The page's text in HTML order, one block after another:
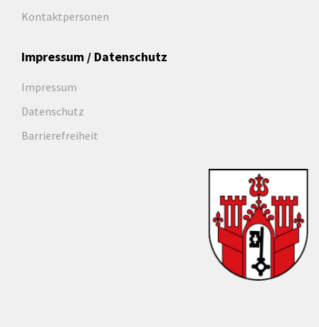
Kontaktpersonen
Impressum / Datenschutz
Impressum
Datenschutz
Barrierefreiheit